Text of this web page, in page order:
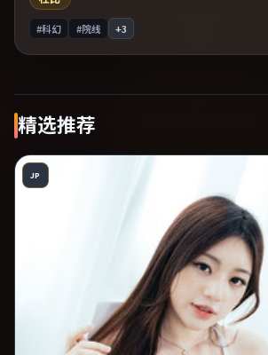
#科幻 #院线 +3
精选推荐
JP